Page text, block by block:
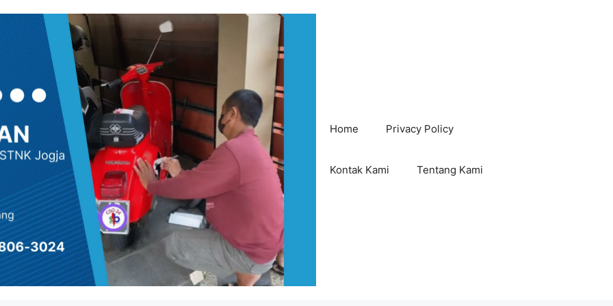
Home Privacy Policy
Kontak Kami Tentang Kami